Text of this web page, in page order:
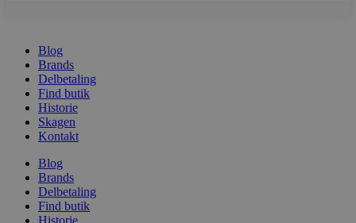
Blog
Brands
Delbetaling
Find butik
Historie
Skagen
Kontakt
Blog
Brands
Delbetaling
Find butik
woocommerce_recently_viewed